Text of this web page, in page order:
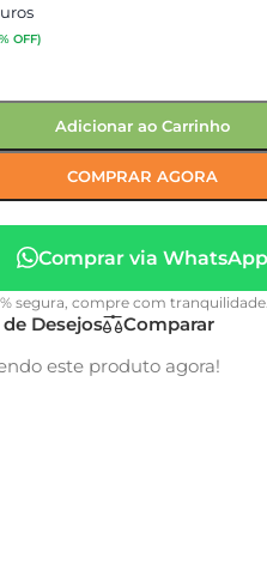
OFF)
Adicionar ao Carrinho
COMPRAR AGORA
Comprar via WhatsApp
segura, compre com tranquilidade.
Desejos
Comparar
este produto agora!